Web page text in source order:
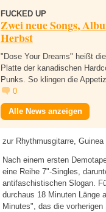
FUCKED UP
Zwei neue Songs,
Herbst
"Dose Your Dreams" heißt
Platte der kanadischen
Punks. So klingen die
0
Alle News anzeigen
zur Rhythmusgitarre,
Nach einem ersten
eine Reihe 7"-Singles,
antifaschistischen Slogan.
durchaus 18 Minuten Länge
Minutes", das die